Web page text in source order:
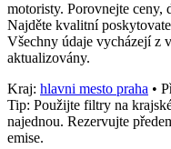
motoristy. Porovnejte ceny,
Najděte kvalitní
Všechny údaje vycházejí z
aktualizovány.
Kraj: hlavni mesto praha •
Tip: Použijte filtry na
najednou. Rezervujte
emise.